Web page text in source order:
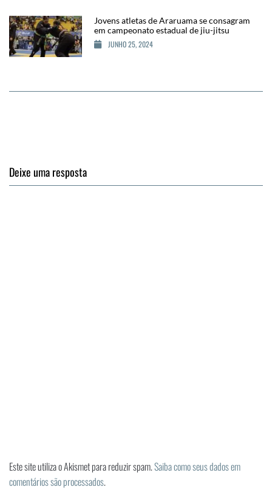
Jovens atletas de Araruama se consagram
em campeonato estadual de jiu-jitsu
JUNHO 25, 2024
Deixe uma resposta
Este site utiliza o Akismet para reduzir spam.Saiba como seus dados em
comentários são processados.